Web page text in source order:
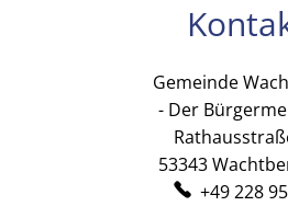
Gemeinde
- Der
53343
+49 228